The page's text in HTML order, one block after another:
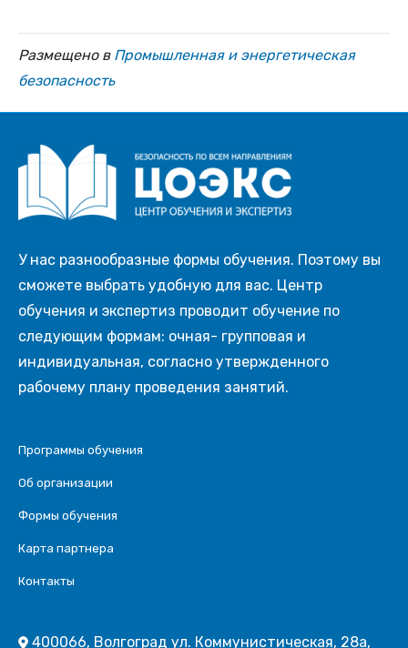
Размещено в Промышленная и энергетическая
безопасность
У нас разнообразные формы обучения. Поэтому вы
сможете выбрать удобную для вас. Центр
обучения и экспертиз проводит обучение по
следующим формам: очная- групповая и
индивидуальная, согласно утвержденного
рабочему плану проведения занятий.
Программы обучения
Об организации
Формы обучения
Карта партнера
Контакты
400066, Волгоград ул. Коммунистическая, 28а,